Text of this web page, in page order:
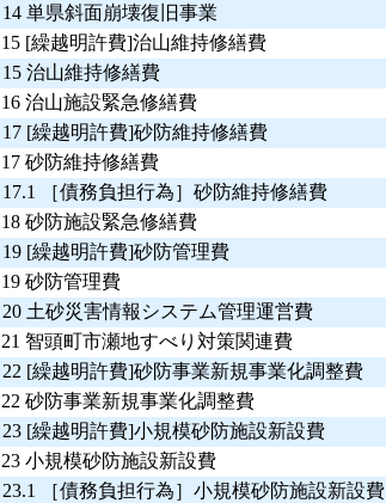
14 単県斜面崩壊復旧事業
15 [繰越明許費]治山維持修繕費
15 治山維持修繕費
16 治山施設緊急修繕費
17 [繰越明許費]砂防維持修繕費
17 砂防維持修繕費
17.1 ［債務負担行為］砂防維持修繕費
18 砂防施設緊急修繕費
19 [繰越明許費]砂防管理費
19 砂防管理費
20 土砂災害情報システム管理運営費
21 智頭町市瀬地すべり対策関連費
22 [繰越明許費]砂防事業新規事業化調整費
22 砂防事業新規事業化調整費
23 [繰越明許費]小規模砂防施設新設費
23 小規模砂防施設新設費
23.1 ［債務負担行為］小規模砂防施設新設費